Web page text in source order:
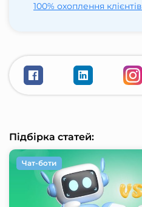
100% охоплення клієнтів
Підбірка статей:
Чат-боти